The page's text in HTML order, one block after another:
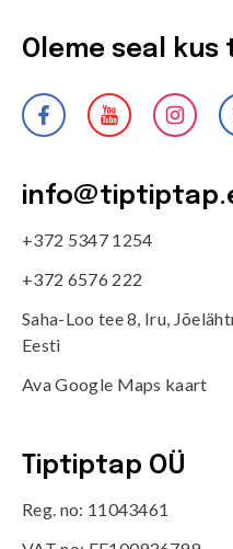
Oleme seal kus
+372 5347 1254
+372 6576 222
Saha-Loo tee 8, Iru,
Eesti
Ava Google Maps kaart
Tiptiptap OÜ
Reg. no: 11043461